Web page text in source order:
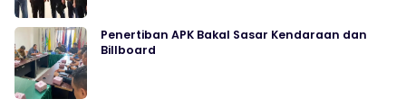
Penertiban APK Bakal Sasar Kendaraan dan
Billboard